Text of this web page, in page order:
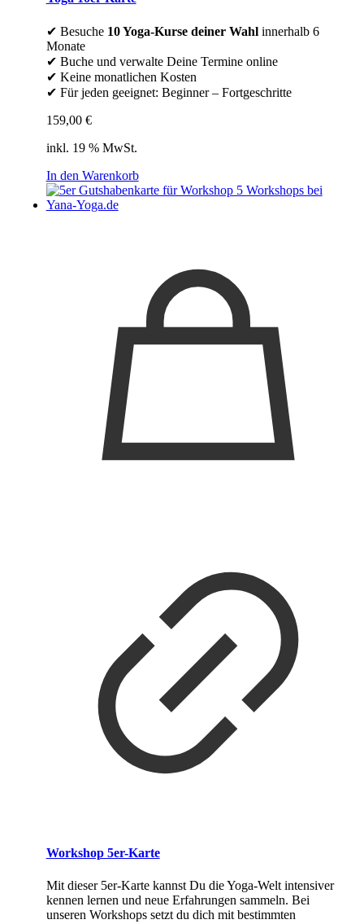
✔ Besuche 10 Yoga-Kurse deiner Wahlinnerhalb 6
Monate
✔ Buche und verwalte Deine Termine online
✔ Keine monatlichen Kosten
✔ Für jeden geeignet: Beginner – Fortgeschritte
159,00 €
inkl. 19 % MwSt.
In den Warenkorb
Workshop 5er-Karte
Mit dieser 5er-Karte kannst Du die Yoga-Welt intensiver
kennen lernen und neue Erfahrungen sammeln. Bei
unseren Workshops setzt du dich mit bestimmten